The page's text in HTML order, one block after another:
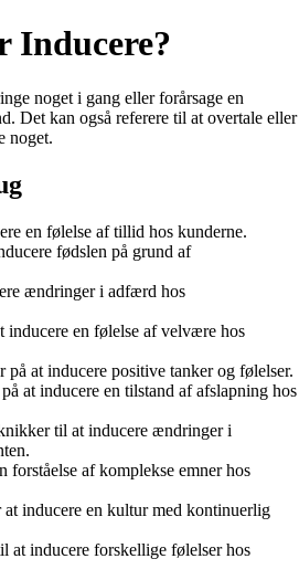
Inducere?
noget i gang eller forårsage en
Det kan også referere til at overtale eller
noget.
en følelse af tillid hos kunderne.
fødslen på grund af
ændringer i adfærd hos
inducere en følelse af velvære hos
på at inducere positive tanker og følelser.
at inducere en tilstand af afslapning hos
til at inducere ændringer i
forståelse af komplekse emner hos
inducere en kultur med kontinuerlig
at inducere forskellige følelser hos